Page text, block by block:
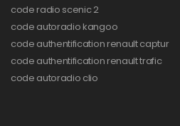
code radio scenic 2
code autoradio kangoo
code authentification renault captur
code authentification renault trafic
code autoradio clio